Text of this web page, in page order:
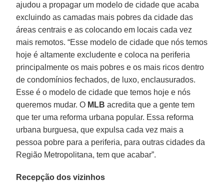
ajudou a propagar um modelo de cidade que acaba
excluindo as camadas mais pobres da cidade das
áreas centrais e as colocando em locais cada vez
mais remotos. “Esse modelo de cidade que nós temos
hoje é altamente excludente e coloca na periferia
principalmente os mais pobres e os mais ricos dentro
de condomínios fechados, de luxo, enclausurados.
Esse é o modelo de cidade que temos hoje e nós
queremos mudar. O MLB acredita que a gente tem
que ter uma reforma urbana popular. Essa reforma
urbana burguesa, que expulsa cada vez mais a
pessoa pobre para a periferia, para outras cidades da
Região Metropolitana, tem que acabar”.
Recepção dos vizinhos